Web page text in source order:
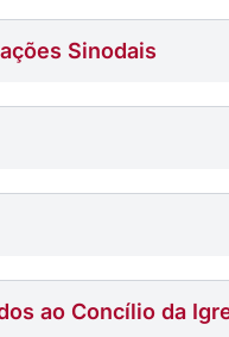
Sinodais
ao Concílio da